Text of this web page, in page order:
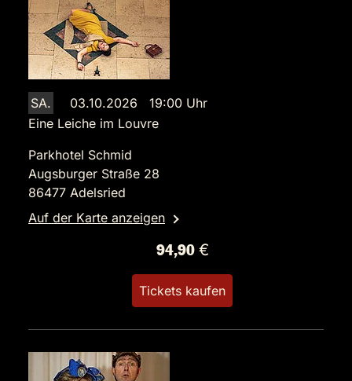
SA.
03.10.2026 19:00 Uhr
Eine Leiche im Louvre
Parkhotel Schmid
Augsburger Straße 28
86477 Adelsried
Auf der Karte anzeigen
94,90 €
Tickets kaufen